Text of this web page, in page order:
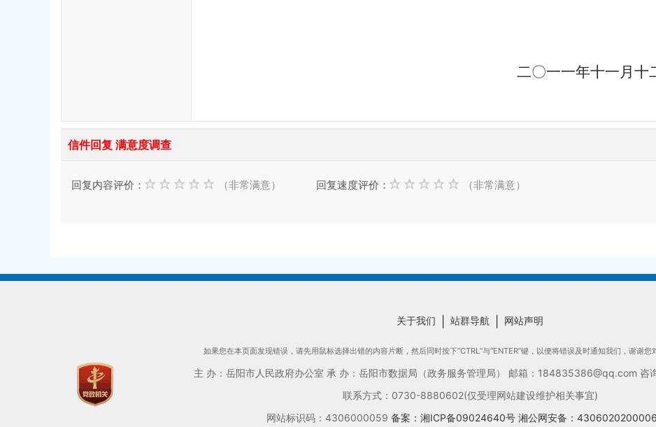
二〇一一年十一月十
信件回复 满意度调查
回复内容评价： （非常满意） 回复速度评价： （非常满意）
关于我们 站群导航 网站声明
如果您在本页面发现错误，请先用鼠标选择出错的内容片断，然后同时按下“CTRL”与“ENTER”键，以便将错误及时通知我们，谢谢您
主 办：岳阳市人民政府办公室 承 办：岳阳市数据局（政务服务管理局） 邮箱：184835386@qq.com
联系方式：0730-8880602(仅受理网站建设维护相关事宜)
网站标识码：4306000059 备案：湘ICP备09024640号 湘公网安备：